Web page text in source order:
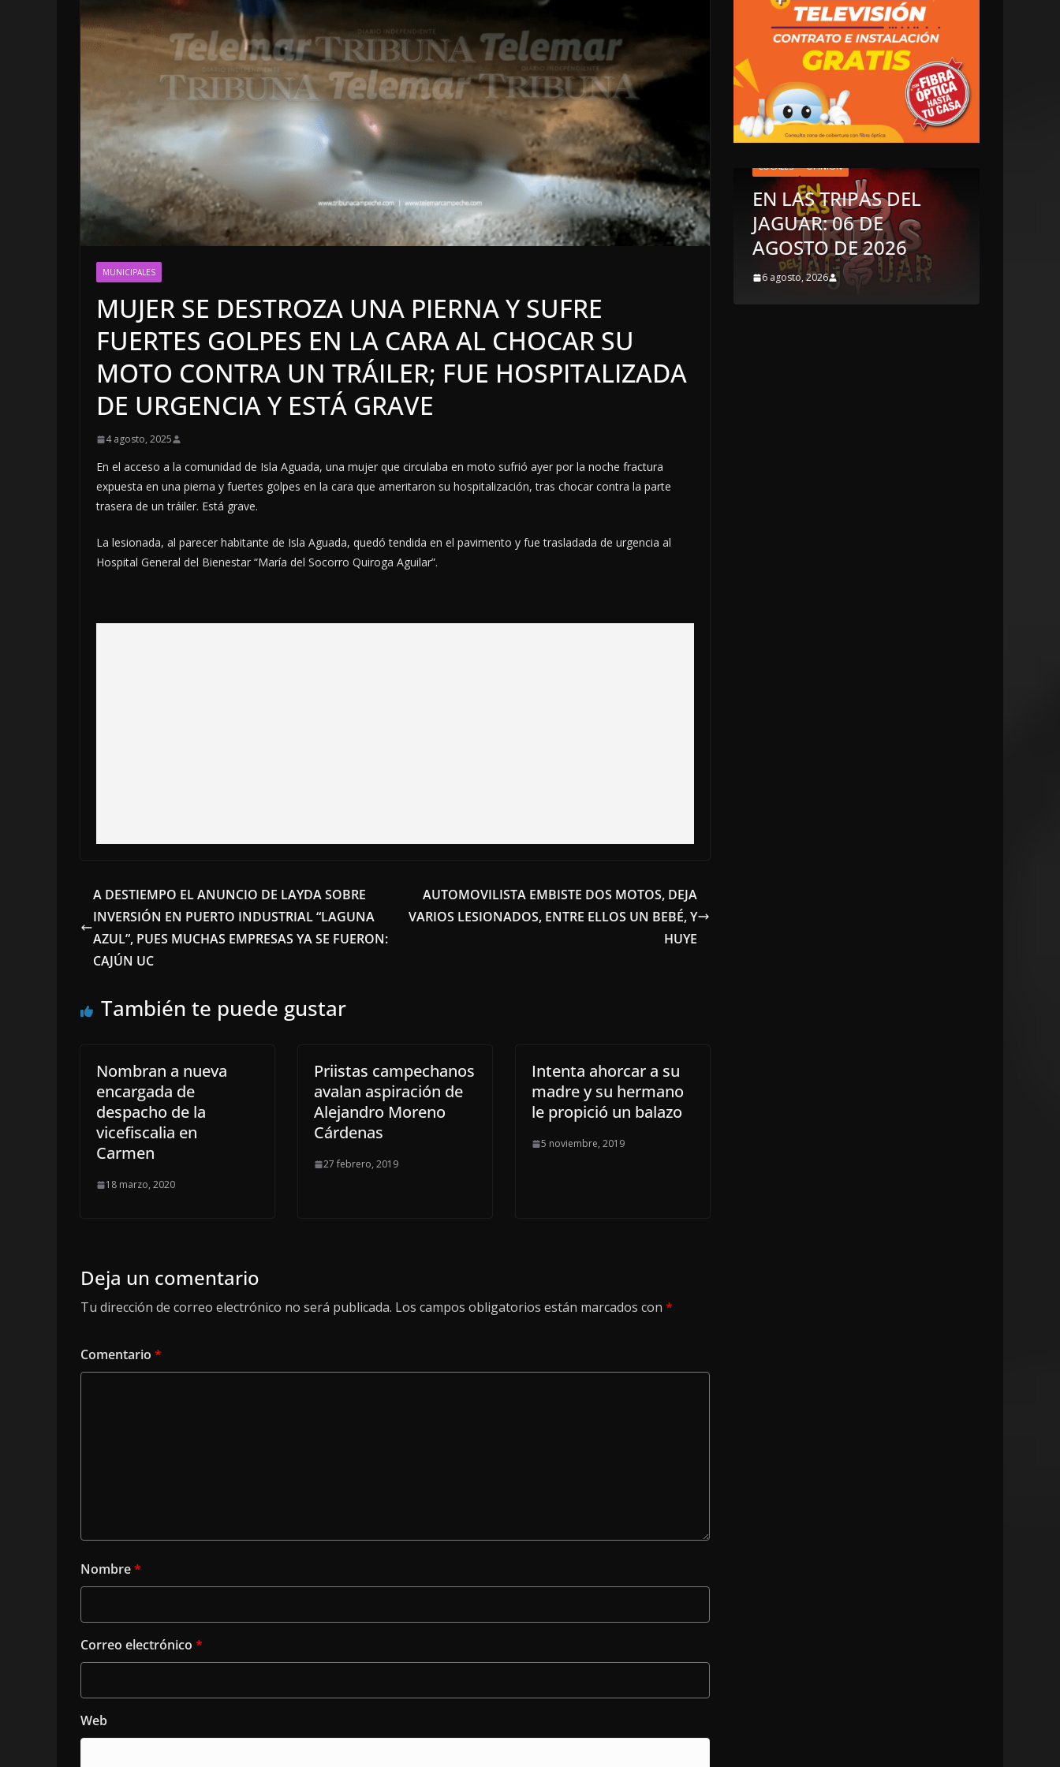
MUNICIPALES
MUJER SE DESTROZA UNA PIERNA Y SUFRE
FUERTES GOLPES EN LA CARA AL CHOCAR SU
MOTO CONTRA UN TRÁILER; FUE HOSPITALIZADA
DE URGENCIA Y ESTÁ GRAVE
4 agosto, 2025
En el acceso a la comunidad de Isla Aguada, una mujer que circulaba en moto sufrió ayer por la noche fractura
expuesta en una pierna y fuertes golpes en la cara que ameritaron su hospitalización, tras chocar contra la parte
trasera de un tráiler. Está grave.
La lesionada, al parecer habitante de Isla Aguada, quedó tendida en el pavimento y fue trasladada de urgencia al
Hospital General del Bienestar “María del Socorro Quiroga Aguilar”.
A DESTIEMPO EL ANUNCIO DE LAYDA SOBRE
INVERSIÓN EN PUERTO INDUSTRIAL “LAGUNA
AZUL”, PUES MUCHAS EMPRESAS YA SE FUERON:
CAJÚN UC
AUTOMOVILISTA EMBISTE DOS MOTOS, DEJA
VARIOS LESIONADOS, ENTRE ELLOS UN BEBÉ, Y
HUYE
También te puede gustar
Nombran a nueva
encargada de
despacho de la
vicefiscalia en
Carmen
18 marzo, 2020
Priistas campechanos
avalan aspiración de
Alejandro Moreno
Cárdenas
27 febrero, 2019
Intenta ahorcar a su
madre y su hermano
le propició un balazo
5 noviembre, 2019
Deja un comentario
Tu dirección de correo electrónico no será publicada. Los campos obligatorios están marcados con *
Comentario *
Nombre*
Correo electrónico *
Web
OPINIÓN
OPINIÓN: LIDERA
MORENA SOLO EN 4
ESTADOS: ARROJA
ENCUESTADORA
PULSO MX | Por:
Miguel Ángel Vega C.
LOCALES OPINIÓN
EN LAS TRIPAS DEL
JAGUAR: 06 DE
AGOSTO DE 2026
LOCALES
INCANSABLE ACOSO
5 agosto, 2026